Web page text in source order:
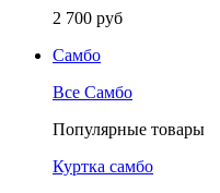
2 700 руб
Самбо
Все Самбо
Популярные товары
Куртка самбо